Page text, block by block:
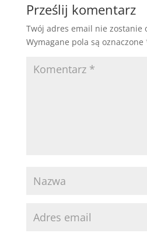
Prześlij komentarz
Twój adres email nie zostanie
Wymagane pola są oznaczone